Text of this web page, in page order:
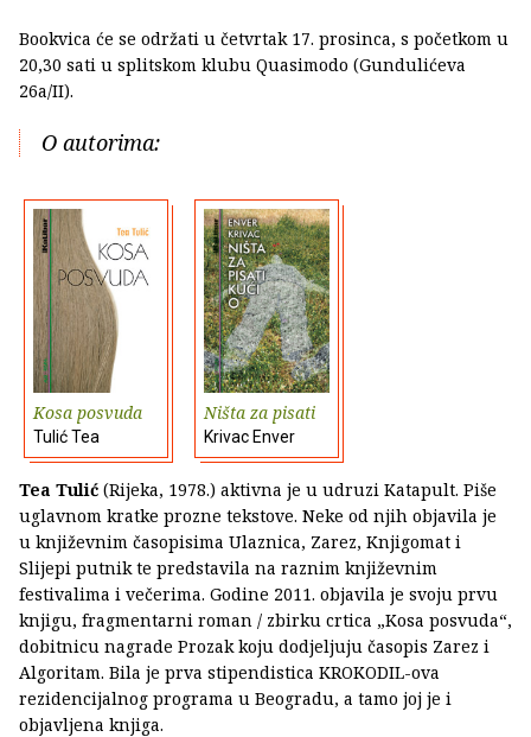
Bookvica će se održati u četvrtak 17. prosinca, s početkom u
20,30 sati u splitskom klubu Quasimodo (Gundulićeva
26a/II).
O autorima:
Kosa posvuda
Tulić Tea
Ništa za pisati
Krivac Enver
Tea Tulić (Rijeka, 1978.) aktivna je u udruzi Katapult. Piše
uglavnom kratke prozne tekstove. Neke od njih objavila je
u književnim časopisima Ulaznica, Zarez, Knjigomat i
Slijepi putnik te predstavila na raznim književnim
festivalima i večerima. Godine 2011. objavila je svoju prvu
knjigu, fragmentarni roman / zbirku crtica „Kosa posvuda“,
dobitnicu nagrade Prozak koju dodjeljuju časopis Zarez i
Algoritam. Bila je prva stipendistica KROKODIL-ova
rezidencijalnog programa u Beogradu, a tamo joj je i
objavljena knjiga.